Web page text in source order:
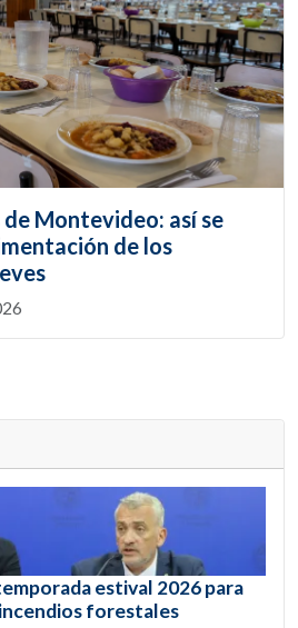
de Montevideo: así se
de los
estival 2026 para
forestales